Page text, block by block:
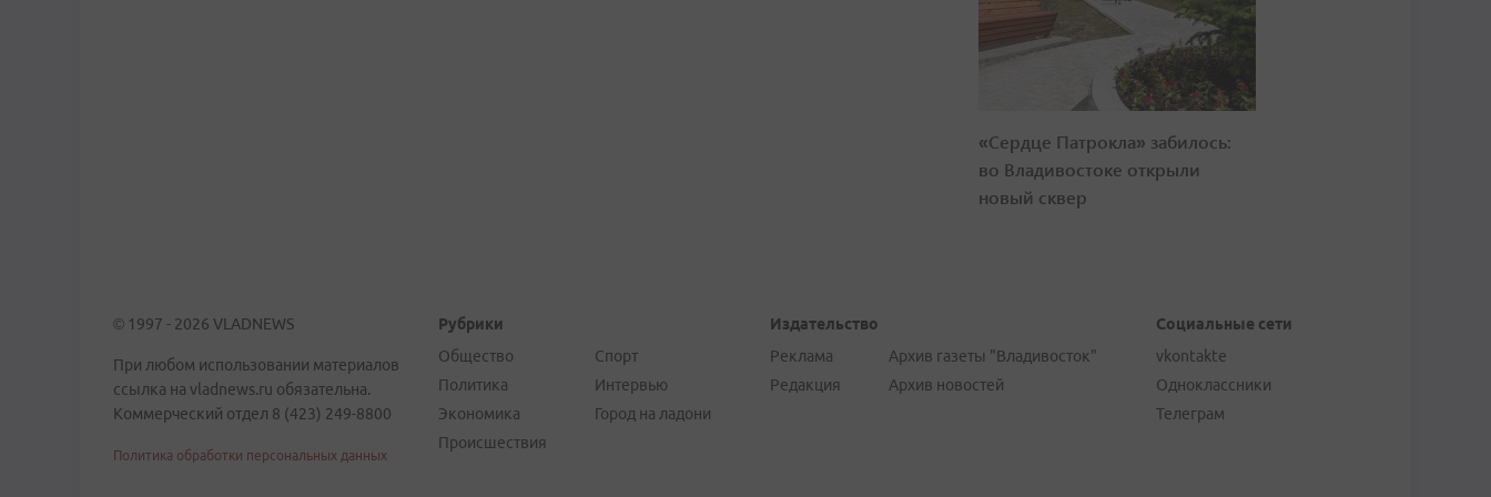
«Сердце Патрокла» забилось:
во Владивостоке открыли
новый сквер
© 1997 - 2026 VLADNEWS
При любом использовании материалов
ссылка на vladnews.ru обязательна.
Коммерческий отдел 8 (423) 249-8800
Политика обработки персональных данных
Рубрики
Общество
Политика
Экономика
Происшествия
Спорт
Интервью
Город на ладони
Издательство
Реклама
Редакция
Архив газеты "Владивосток"
Архив новостей
Социальные сети
vkontakte
Одноклассники
Телеграм